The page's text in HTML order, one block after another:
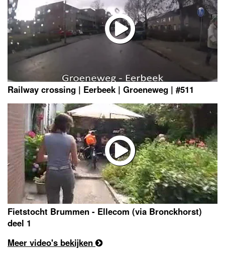
Railway crossing | Eerbeek | Groeneweg | #511
Fietstocht Brummen - Ellecom (via Bronckhorst)
deel 1
Meer video's bekijken